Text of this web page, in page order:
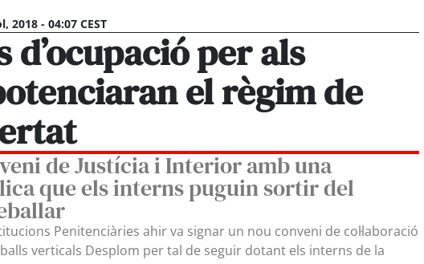
2018 - 04:07 CEST
d’ocupació per als
el règim de
de Justícia i Interior amb una
que els interns puguin sortir del
Penitenciàries ahir va signar un nou conveni de col·laboració
verticals Desplom per tal de seguir dotant els interns de la